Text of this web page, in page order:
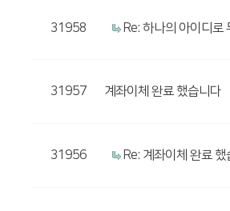
31958 Re: 하나의 아이디로
31957 계좌이체 완료 했습니다
31956 Re: 계좌이체 완료 했